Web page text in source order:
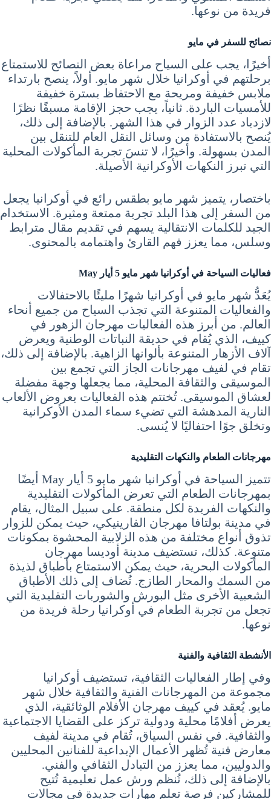
فريدة من نوعها.
نصائح للسفر في مايو
أخيرًا، يجب على السياح مراعاة بعض النصائح للاستمتاع
برحلتهم في أوكرانيا خلال شهر مايو. أولاً، ينصح بارتداء
ملابس خفيفة ومريحة مع الاحتفاظ بسترة خفيفة
للأمسيات الباردة. ثانياً، يجب حجز الإقامة مسبقًا نظرًا
لازدياد عدد الزوار في هذا الشهر. بالإضافة إلى ذلك،
يُنصح بالاستفادة من وسائل النقل العام للتنقل بين
المدن بسهولة. وأخيرًا، لا تنسَ تجربة المأكولات المحلية
التي تبرز النكهات الأوكرانية الأصيلة.
باختصار، يتميز شهر مايو بطقس رائع في أوكرانيا يجعل
من السفر إلى هذا البلد تجربة ممتعة ومثيرة. الاستخدام
الجيد للكلمات الانتقالية يسهم في تقديم مقال مترابط
وسلس، مما يعزز فهم القارئ واهتمامه بالمحتوى.
فعاليات السياحة في أوكرانيا شهر مايو 5 أيار May
يُعَدُّ شهر مايو في أوكرانيا شهرًا مليئًا بالاحتفالات
والفعاليات المتنوعة التي تجذب السياح من جميع أنحاء
العالم. من أبرز هذه الفعاليات مهرجان الزهور في
كييف، الذي يُقام في حديقة النباتات الوطنية ويعرض
آلاف الأزهار المتنوعة بألوانها الزاهية. بالإضافة إلى ذلك،
تقام في لفيف مهرجانات الجاز التي تجمع بين
الموسيقى والثقافة المحلية، مما يجعلها وجهة مفضلة
لعشاق الموسيقى. تُختتم هذه الفعاليات بعروض الألعاب
النارية المدهشة التي تضيء سماء المدن الأوكرانية
وتخلق جوًا احتفاليًا لا يُنسى.
مهرجانات الطعام والنكهات التقليدية
تتميز السياحة في أوكرانيا شهر مايو 5 أيار May أيضًا
بمهرجانات الطعام التي تعرض المأكولات التقليدية
والنكهات الفريدة لكل منطقة. على سبيل المثال، يقام
في مدينة بولتافا مهرجان الفارينيكي، حيث يمكن للزوار
تذوق أنواع مختلفة من هذه الزلابية المحشوة بمكونات
متنوعة. كذلك، تستضيف مدينة أوديسا مهرجان
المأكولات البحرية، حيث يمكن الاستمتاع بأطباق لذيذة
من السمك والمحار الطازج. تُضاف إلى ذلك الأطباق
الشعبية الأخرى مثل البورش والشوربات التقليدية التي
تجعل من تجربة الطعام في أوكرانيا رحلة فريدة من
نوعها.
الأنشطة الثقافية والفنية
وفي إطار الفعاليات الثقافية، تستضيف أوكرانيا
مجموعة من المهرجانات الفنية والثقافية خلال شهر
مايو. يُعقد في كييف مهرجان الأفلام الوثائقية، الذي
يعرض أفلامًا محلية ودولية تركز على القضايا الاجتماعية
والثقافية. في نفس السياق، تُقام في مدينة لفيف
معارض فنية تُظهر الأعمال الإبداعية للفنانين المحليين
والدوليين، مما يعزز من التبادل الثقافي والفني.
بالإضافة إلى ذلك، تُنظم ورش عمل تعليمية تُتيح
للمشاركين فرصة تعلم مهارات جديدة في مجالات